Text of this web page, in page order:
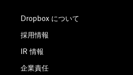
Dropbox について
採用情報
IR 情報
企業責任